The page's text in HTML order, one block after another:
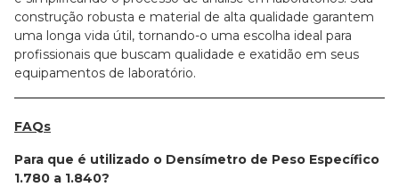
construção robusta e material de alta qualidade garantem
uma longa vida útil, tornando-o uma escolha ideal para
profissionais que buscam qualidade e exatidão em seus
equipamentos de laboratório.
FAQs
Para que é utilizado o Densímetro de Peso Específico
1.780 a 1.840?